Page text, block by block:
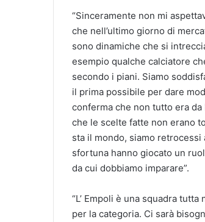
“Sinceramente non mi
che nell’ultimo giorno di
sono dinamiche che si
esempio qualche calciatore
secondo i piani. Siamo
il prima possibile per dare
conferma che non tutto era
che le scelte fatte non erano
sta il mondo, siamo
sfortuna hanno giocato un
da cui dobbiamo imparare”.
“L’ Empoli è una squadra
per la categoria. Ci sarà